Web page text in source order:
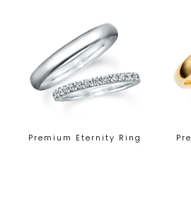
Premium Eternity Ring